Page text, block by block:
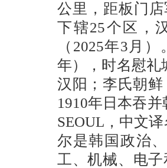
公里，距板门
下辖25个区，
（2025年3月
年），时名慰礼
汉阳；李氏朝
1910年日本吞
SEOUL，中文
尔是韩国政治
工、机械、电